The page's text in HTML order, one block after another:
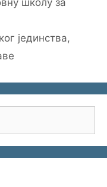
школу за
јединства,